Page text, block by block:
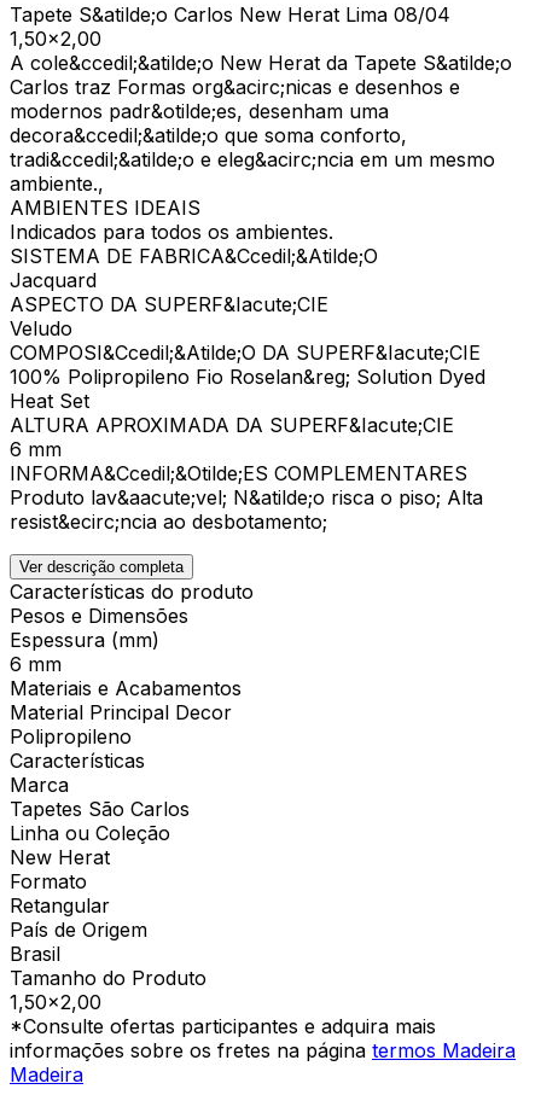
Tapete S&atilde;o Carlos New Herat Lima 08/04
1,50x2,00
A cole&ccedil;&atilde;o New Herat da Tapete S&atilde;o
Carlos traz Formas org&acirc;nicas e desenhos e
modernos padr&otilde;es, desenham uma
decora&ccedil;&atilde;o que soma conforto,
tradi&ccedil;&atilde;o e eleg&acirc;ncia em um mesmo
ambiente.,
AMBIENTES IDEAIS
Indicados para todos os ambientes.
SISTEMA DE FABRICA&Ccedil;&Atilde;O
Jacquard
ASPECTO DA SUPERF&Iacute;CIE
Veludo
COMPOSI&Ccedil;&Atilde;O DA SUPERF&Iacute;CIE
100% Polipropileno Fio Roselan&reg; Solution Dyed
Heat Set
ALTURA APROXIMADA DA SUPERF&Iacute;CIE
6 mm
INFORMA&Ccedil;&Otilde;ES COMPLEMENTARES
Produto lav&aacute;vel; N&atilde;o risca o piso; Alta
resist&ecirc;ncia ao desbotamento;
Ver descrição completa
Características do produto
Pesos e Dimensões
Espessura (mm)
6 mm
Materiais e Acabamentos
Material Principal Decor
Polipropileno
Características
Marca
Tapetes São Carlos
Linha ou Coleção
New Herat
Formato
Retangular
País de Origem
Brasil
Tamanho do Produto
1,50x2,00
*Consulte ofertas participantes e adquira mais
informações sobre os fretes na página termos Madeira
Madeira